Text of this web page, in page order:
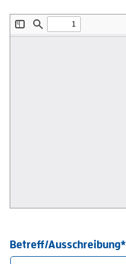
Betreff/Ausschreibung*